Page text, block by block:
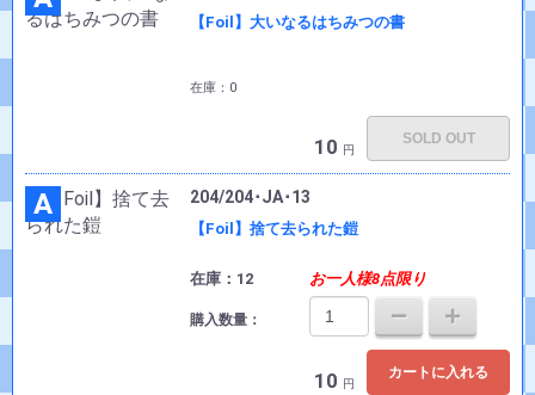
【Foil】大いなるはちみつの書
在庫：0
10 円
SOLD OUT
A 204/204･JA･13
【Foil】捨て去られた鎧
在庫：12 お一人様8点限り
購入数量：
10 円
カートに入れる